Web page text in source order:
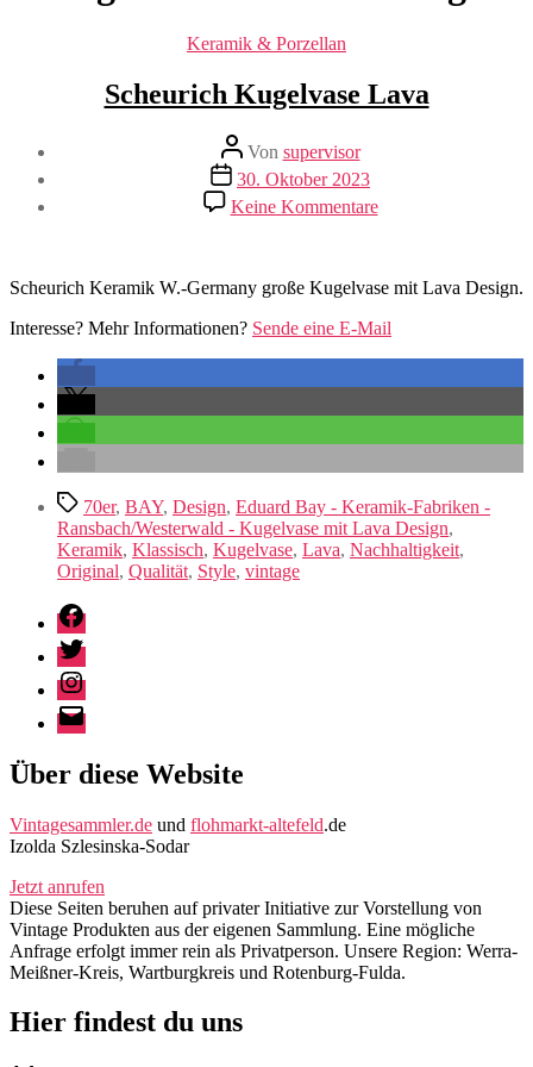
Kategorien
Keramik & Porzellan
Scheurich Kugelvase Lava
Beitragsautor
Von supervisor
Veröffentlichungsdatum
30. Oktober 2023
Keine Kommentarezu
Scheurich
Scheurich Keramik W.-Germany große Kugelvase mit Lava Design.
Interesse? Mehr Informationen? Sende eine E-Mail
Schlagwörter
70er, BAY, Design, Eduard Bay - Keramik-Fabriken -
Ransbach/Westerwald - Kugelvase mit Lava Design,
Keramik, Klassisch, Kugelvase, Lava, Nachhaltigkeit,
Original, Qualität, Style, vintage
Facebook
Twitter
Instagram
E-
Mail
Über diese Website
Vintagesammler.de und flohmarkt-altefeld.de
Izolda Szlesinska-Sodar
Jetzt anrufen
Diese Seiten beruhen auf privater Initiative zur Vorstellung von
Vintage Produkten aus der eigenen Sammlung. Eine mögliche
Anfrage erfolgt immer rein als Privatperson. Unsere Region: Werra-
Meißner-Kreis, Wartburgkreis und Rotenburg-Fulda.
Hier findest du uns